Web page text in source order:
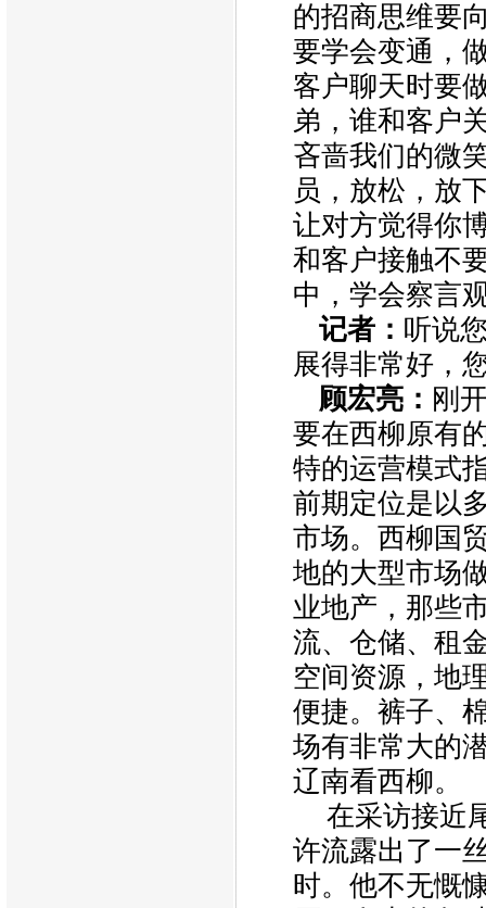
的招商思维要
要学会变通，
客户聊天时要
弟，谁和客户
吝啬我们的微
员，放松，放
让对方觉得你
和客户接触不
中，学会察言
记者： 听说
展得非常好，
顾宏亮： 刚
要在西柳原有
特的运营模式
前期定位是以
市场。西柳国
地的大型市场
业地产，那些
流、仓储、租
空间资源，地
便捷。裤子、
场有非常大的
辽南看西柳。
在采访接近
许流露出了一
时。他不无慨